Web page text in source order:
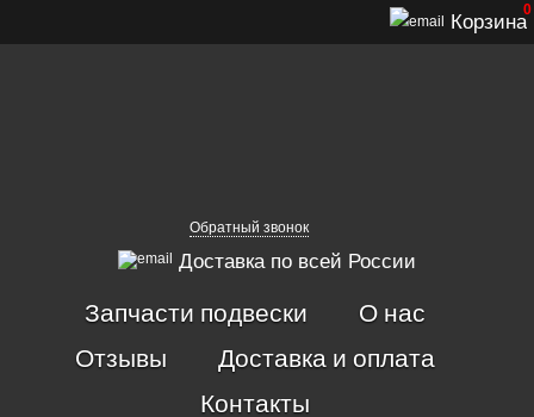
Обратный звонок
Доставка по всей России
Корзина
0
Запчасти подвески
О нас
Отзывы
Доставка и оплата
Контакты